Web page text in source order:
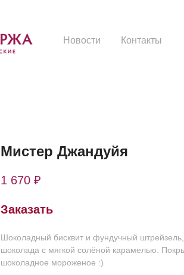
Новости Контакты
Мистер Джандуйя
1 670 ₽
Заказать
Шоколадный бисквит и фундучный
шоколада с мягкой солёной карамелью.
шоколадное мороженое :)